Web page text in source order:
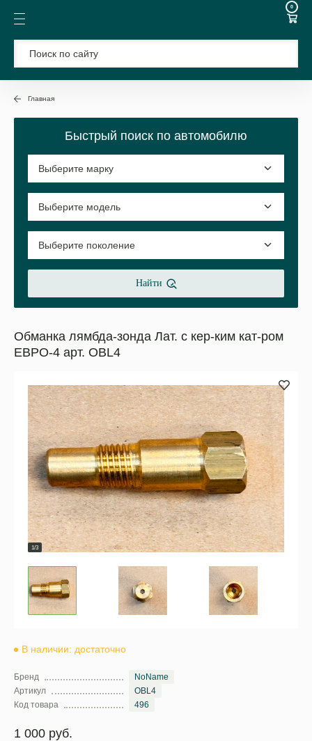
0
Главная
Быстрый поиск по автомобилю
Найти
Обманка лямбда-зонда Лат. с кер-ким кат-ром
ЕВРО-4 арт. OBL4
1/3
В наличии: достаточно
Бренд
NoName
Артикул
OBL4
Код товара
496
1 000 руб.